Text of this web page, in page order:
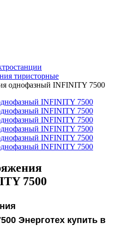
тиристорные
однофазный INFINITY 7500
7500
Энерготех купить в